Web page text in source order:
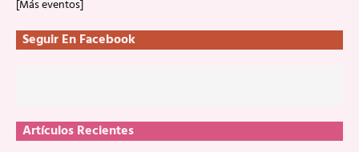
[Más eventos]
Seguir En Facebook
Artículos Recientes